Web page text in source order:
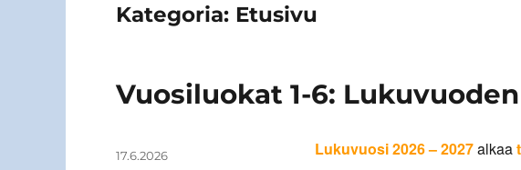
Kategoria: Etusivu
Vuosiluokat 1-6:
Lukuvuosi 2026 – 2027alkaa
Julkaistu
17.6.2026